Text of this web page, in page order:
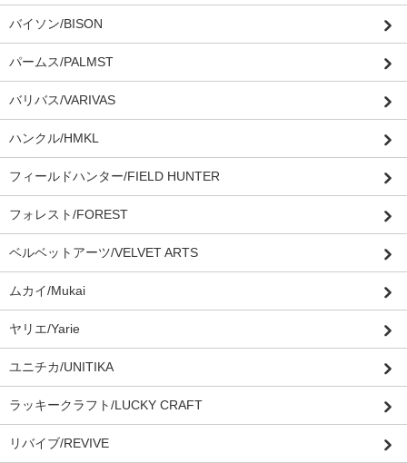
バイソン/BISON
パームス/PALMST
バリバス/VARIVAS
ハンクル/HMKL
フィールドハンター/FIELD HUNTER
フォレスト/FOREST
ベルベットアーツ/VELVET ARTS
ムカイ/Mukai
ヤリエ/Yarie
ユニチカ/UNITIKA
ラッキークラフト/LUCKY CRAFT
リバイブ/REVIVE